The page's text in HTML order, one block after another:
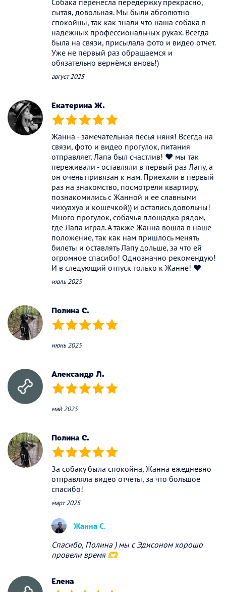
Собака перенесла передержку прекрасно,
сытая, довольная. Мы были абсолютно
спокойны, так как знали что наша собака в
надёжных профессиональных руках. Всегда
была на связи, присылала фото и видео отчет.
Уже не первый раз обращаемся и
обязательно вернёмся вновь!)
август 2025
Екатерина Ж.
(*) (*) (*) (*) (*)
Жанна - замечательная песья няня! Всегда на
связи, фото и видео прогулок, питания
отправляет. Лапа был счастлив! ❤️ мы так
переживали - оставляли в первый раз Лапу, а
он очень привязан к нам. Приехали в первый
раз на знакомство, посмотрели квартиру,
познакомились с Жанной и ее славными
чихуахуа и кошечкой)) и остались довольны!
Много прогулок, собачья площадка рядом,
где Лапа играл. А также Жанна вошла в наше
положение, так как нам пришлось менять
билеты и оставлять Лапу дольше, за что ей
огромное спасибо! Однозначно рекомендую!
И в следующий отпуск только к Жанне! ❤️
июль 2025
Полина С.
(*) (*) (*) (*) (*)
июнь 2025
Александр Л.
(*) (*) (*) (*) (*)
май 2025
Полина С.
(*) (*) (*) (*) (*)
За собаку была спокойна, Жанна ежедневно
отправляла видео отчеты, за что большое
спасибо!
март 2025
Жанна С.
Спасибо, Полина ) мы с Эдисоном хорошо
провели время 🫶
Елена